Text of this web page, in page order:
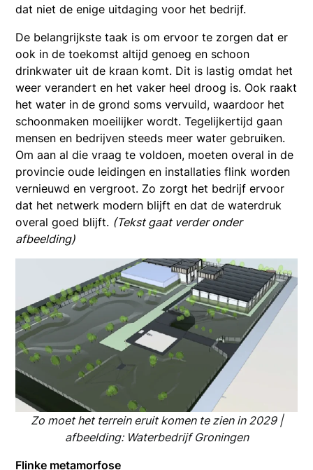
dat niet de enige uitdaging voor het bedrijf.
De belangrijkste taak is om ervoor te zorgen dat er
ook in de toekomst altijd genoeg en schoon
drinkwater uit de kraan komt. Dit is lastig omdat het
weer verandert en het vaker heel droog is. Ook raakt
het water in de grond soms vervuild, waardoor het
schoonmaken moeilijker wordt. Tegelijkertijd gaan
mensen en bedrijven steeds meer water gebruiken.
Om aan al die vraag te voldoen, moeten overal in de
provincie oude leidingen en installaties flink worden
vernieuwd en vergroot. Zo zorgt het bedrijf ervoor
dat het netwerk modern blijft en dat de waterdruk
overal goed blijft. (Tekst gaat verder onder
afbeelding)
Zo moet het terrein eruit komen te zien in 2029 |
afbeelding: Waterbedrijf Groningen
Flinke metamorfose